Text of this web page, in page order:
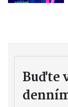
Buďte